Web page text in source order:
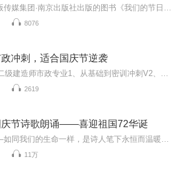
8076
冲刺，适合国庆节逆袭
2619
庆节诗歌朗诵——喜迎祖国72华诞
11万